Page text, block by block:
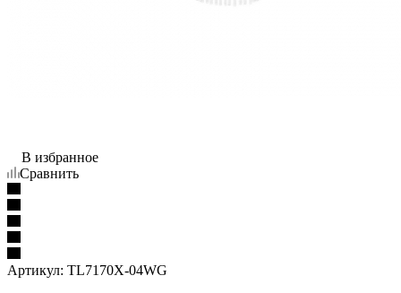
В избранное
Сравнить
Артикул: TL7170X-04WG